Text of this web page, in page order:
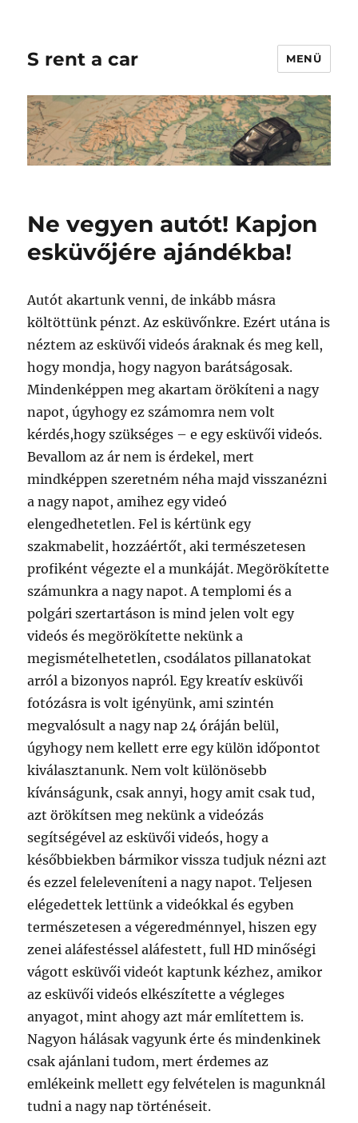
S rent a car MENÜ
Ne vegyen autót! Kapjon
esküvőjére ajándékba!
Autót akartunk venni, de inkább másra
költöttünk pénzt. Az esküvőnkre. Ezért utána is
néztem az esküvői videós áraknak és meg kell,
hogy mondja, hogy nagyon barátságosak.
Mindenképpen meg akartam örökíteni a nagy
napot, úgyhogy ez számomra nem volt
kérdés,hogy szükséges – e egy esküvői videós.
Bevallom az ár nem is érdekel, mert
mindképpen szeretném néha majd visszanézni
a nagy napot, amihez egy videó
elengedhetetlen. Fel is kértünk egy
szakmabelit, hozzáértőt, aki természetesen
profiként végezte el a munkáját. Megörökítette
számunkra a nagy napot. A templomi és a
polgári szertartáson is mind jelen volt egy
videós és megörökítette nekünk a
megismételhetetlen, csodálatos pillanatokat
arról a bizonyos napról. Egy kreatív esküvői
fotózásra is volt igényünk, ami szintén
megvalósult a nagy nap 24 óráján belül,
úgyhogy nem kellett erre egy külön időpontot
kiválasztanunk. Nem volt különösebb
kívánságunk, csak annyi, hogy amit csak tud,
azt örökítsen meg nekünk a videózás
segítségével az esküvői videós, hogy a
későbbiekben bármikor vissza tudjuk nézni azt
és ezzel feleleveníteni a nagy napot. Teljesen
elégedettek lettünk a videókkal és egyben
természetesen a végeredménnyel, hiszen egy
zenei aláfestéssel aláfestett, full HD minőségi
vágott esküvői videót kaptunk kézhez, amikor
az esküvői videós elkészítette a végleges
anyagot, mint ahogy azt már említettem is.
Nagyon hálásak vagyunk érte és mindenkinek
csak ajánlani tudom, mert érdemes az
emlékeink mellett egy felvételen is magunknál
tudni a nagy nap történéseit.